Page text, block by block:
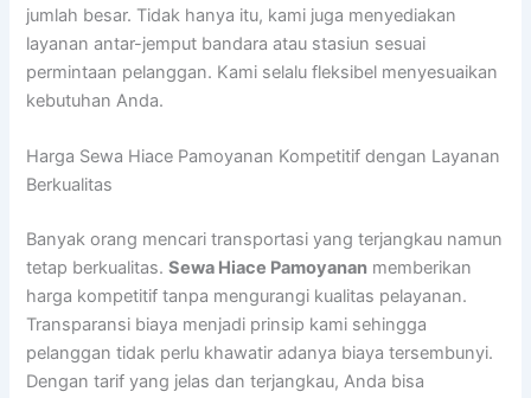
jumlah besar. Tidak hanya itu, kami juga menyediakan
layanan antar-jemput bandara atau stasiun sesuai
permintaan pelanggan. Kami selalu fleksibel menyesuaikan
kebutuhan Anda.
Harga Sewa Hiace Pamoyanan Kompetitif dengan Layanan
Berkualitas
Banyak orang mencari transportasi yang terjangkau namun
tetap berkualitas.Sewa Hiace Pamoyanan memberikan
harga kompetitif tanpa mengurangi kualitas pelayanan.
Transparansi biaya menjadi prinsip kami sehingga
pelanggan tidak perlu khawatir adanya biaya tersembunyi.
Dengan tarif yang jelas dan terjangkau, Anda bisa